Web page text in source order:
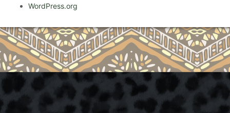
WordPress.org